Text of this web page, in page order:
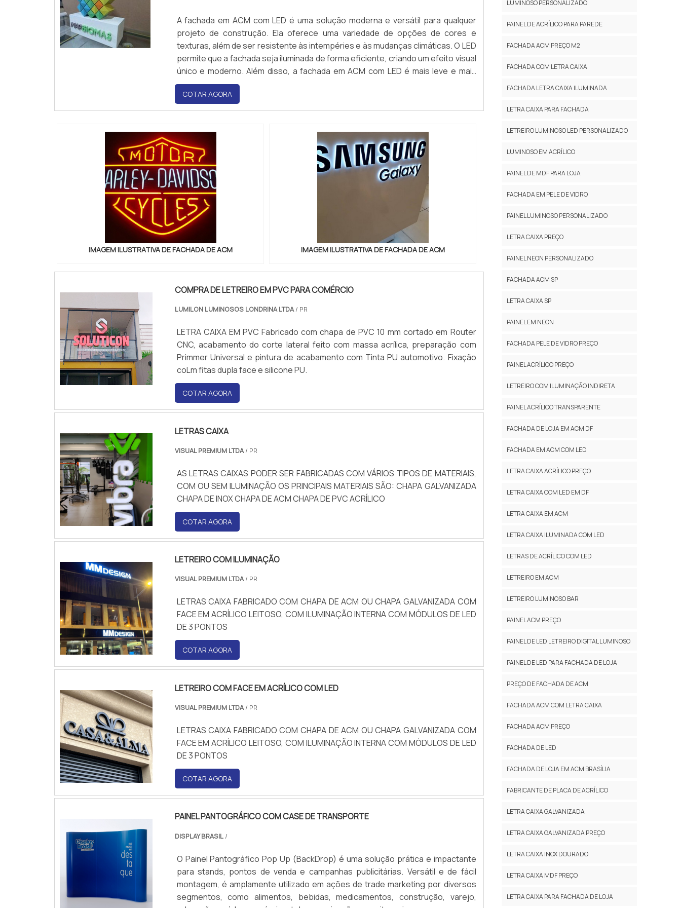
A fachada em ACM com LED é uma solução moderna e versátil para qualquer
projeto de construção. Ela oferece uma variedade de opções de cores e
texturas, além de ser resistente às intempéries e às mudanças climáticas. O LED
permite que a fachada seja iluminada de forma eficiente, criando um efeito visual
único e moderno. Além disso, a fachada em ACM com LED é mais leve e mais
barata do que outras soluções de fachada, tornando-a uma opção ideal para
qualquer projeto.
COTAR AGORA
IMAGEM ILUSTRATIVA DE FACHADA DE ACM IMAGEM ILUSTRATIVA DE FACHADA DE ACM
COMPRA DE LETREIRO EM PVC PARA COMÉRCIO
LUMILON LUMINOSOS LONDRINA LTDA/ PR
LETRA CAIXA EM PVC Fabricado com chapa de PVC 10 mm cortado em Router
CNC, acabamento do corte lateral feito com massa acrílica, preparação com
Primmer Universal e pintura de acabamento com Tinta PU automotivo. Fixação
coLm fitas dupla face e silicone PU.
COTAR AGORA
LETRAS CAIXA
VISUAL PREMIUM LTDA/ PR
AS LETRAS CAIXAS PODER SER FABRICADAS COM VÁRIOS TIPOS DE MATERIAIS,
COM OU SEM ILUMINAÇÃO OS PRINCIPAIS MATERIAIS SÃO: CHAPA GALVANIZADA
CHAPA DE INOX CHAPA DE ACM CHAPA DE PVC ACRÍLICO
COTAR AGORA
LETREIRO COM ILUMINAÇÃO
VISUAL PREMIUM LTDA/ PR
LETRAS CAIXA FABRICADO COM CHAPA DE ACM OU CHAPA GALVANIZADA COM
FACE EM ACRÍLICO LEITOSO, COM ILUMINAÇÃO INTERNA COM MÓDULOS DE LED
DE 3 PONTOS
COTAR AGORA
LETREIRO COM FACE EM ACRÍLICO COM LED
VISUAL PREMIUM LTDA/ PR
LETRAS CAIXA FABRICADO COM CHAPA DE ACM OU CHAPA GALVANIZADA COM
FACE EM ACRÍLICO LEITOSO, COM ILUMINAÇÃO INTERNA COM MÓDULOS DE LED
DE 3 PONTOS
COTAR AGORA
PAINEL PANTOGRÁFICO COM CASE DE TRANSPORTE
DISPLAY BRASIL/
O Painel Pantográfico Pop Up (BackDrop) é uma solução prática e impactante
para stands, pontos de venda e campanhas publicitárias. Versátil e de fácil
montagem, é amplamente utilizado em ações de trade marketing por diversos
segmentos, como alimentos, bebidas, medicamentos, construção, varejo,
LUMINOSO PERSONALIZADO
PAINEL DE ACRÍLICO PARA PAREDE
FACHADA ACM PREÇO M2
FACHADA COM LETRA CAIXA
FACHADA LETRA CAIXA ILUMINADA
LETRA CAIXA PARA FACHADA
LETREIRO LUMINOSO LED PERSONALIZADO
LUMINOSO EM ACRÍLICO
PAINEL DE MDF PARA LOJA
FACHADA EM PELE DE VIDRO
PAINEL LUMINOSO PERSONALIZADO
LETRA CAIXA PREÇO
PAINEL NEON PERSONALIZADO
FACHADA ACM SP
LETRA CAIXA SP
PAINEL EM NEON
FACHADA PELE DE VIDRO PREÇO
PAINEL ACRÍLICO PREÇO
LETREIRO COM ILUMINAÇÃO INDIRETA
PAINEL ACRÍLICO TRANSPARENTE
FACHADA DE LOJA EM ACM DF
FACHADA EM ACM COM LED
LETRA CAIXA ACRÍLICO PREÇO
LETRA CAIXA COM LED EM DF
LETRA CAIXA EM ACM
LETRA CAIXA ILUMINADA COM LED
LETRAS DE ACRÍLICO COM LED
LETREIRO EM ACM
LETREIRO LUMINOSO BAR
PAINEL ACM PREÇO
PAINEL DE LED LETREIRO DIGITAL LUMINOSO
PAINEL DE LED PARA FACHADA DE LOJA
PREÇO DE FACHADA DE ACM
FACHADA ACM COM LETRA CAIXA
FACHADA ACM PREÇO
FACHADA DE LED
FACHADA DE LOJA EM ACM BRASÍLIA
FABRICANTE DE PLACA DE ACRÍLICO
LETRA CAIXA GALVANIZADA
LETRA CAIXA GALVANIZADA PREÇO
LETRA CAIXA INOX DOURADO
LETRA CAIXA MDF PREÇO
LETRA CAIXA PARA FACHADA DE LOJA